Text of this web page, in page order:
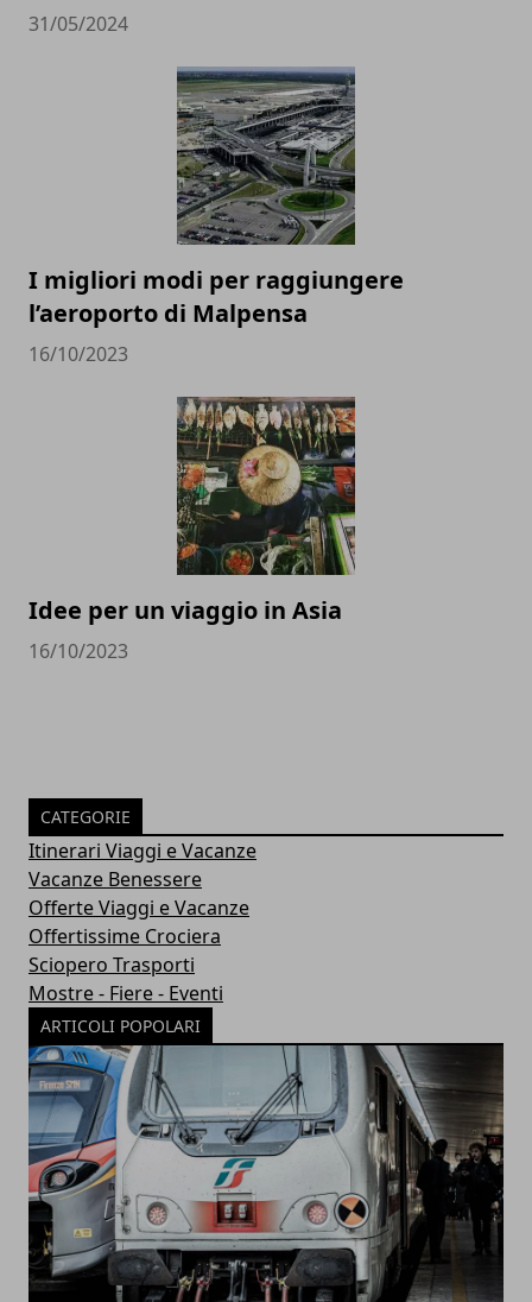
31/05/2024
I migliori modi per raggiungere
l’aeroporto di Malpensa
16/10/2023
Idee per un viaggio in Asia
16/10/2023
CATEGORIE
Itinerari Viaggi e Vacanze
Vacanze Benessere
Offerte Viaggi e Vacanze
Offertissime Crociera
Sciopero Trasporti
Mostre - Fiere - Eventi
ARTICOLI POPOLARI